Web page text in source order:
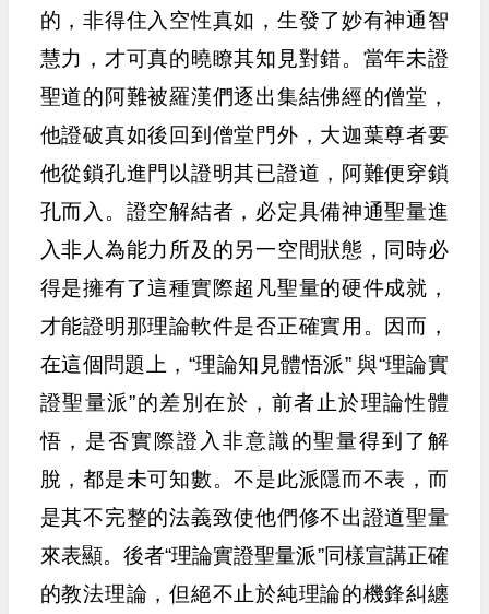
的，非得住入空性真如，生發了妙有神通智
慧力，才可真的曉瞭其知見對錯。當年未證
聖道的阿難被羅漢們逐出集結佛經的僧堂，
他證破真如後回到僧堂門外，大迦葉尊者要
他從鎖孔進門以證明其已證道，阿難便穿鎖
孔而入。證空解結者，必定具備神通聖量進
入非人為能力所及的另一空間狀態，同時必
得是擁有了這種實際超凡聖量的硬件成就，
才能證明那理論軟件是否正確實用。因而，
在這個問題上，“理論知見體悟派” 與“理論實
證聖量派”的差別在於，前者止於理論性體
悟，是否實際證入非意識的聖量得到了解
脫，都是未可知數。不是此派隱而不表，而
是其不完整的法義致使他們修不出證道聖量
來表顯。後者“理論實證聖量派”同樣宣講正確
的教法理論，但絕不止於純理論的機鋒糾纏